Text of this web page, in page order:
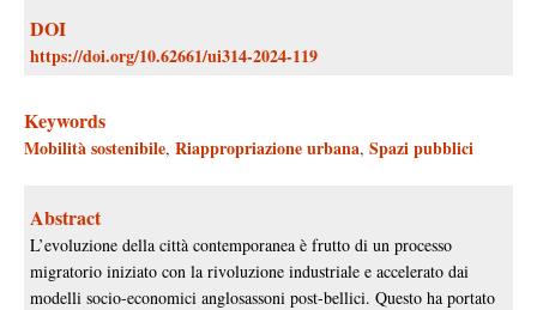
DOI
https://doi.org/10.62661/ui314-2024-119
Keywords
Mobilità sostenibile, Riappropriazione urbana, Spazi pubblici
Abstract
L’evoluzione della città contemporanea è frutto di un processo
migratorio iniziato con la rivoluzione industriale e accelerato dai
modelli socio-economici anglosassoni post-bellici. Questo ha portato